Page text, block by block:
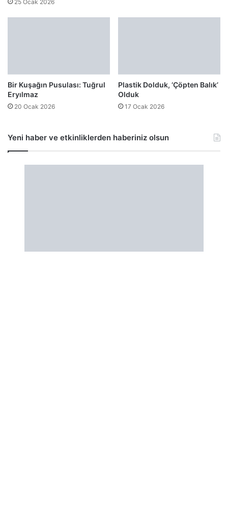
25 Ocak 2026
Bir Kuşağın Pusulası: Tuğrul
Eryılmaz
20 Ocak 2026
Plastik Dolduk, ‘Çöpten Balık’
Olduk
17 Ocak 2026
Yeni haber ve etkinliklerden haberiniz olsun